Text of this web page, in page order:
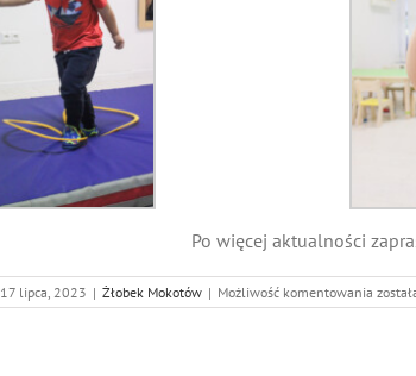
Po więcej aktualności
17 lipca, 2023 | Żłobek Mokotów | Możliwość komentowania